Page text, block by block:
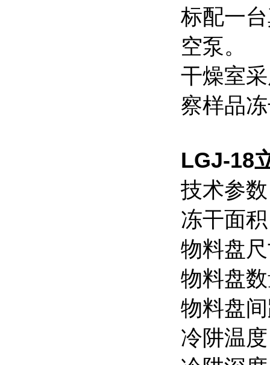
标配一
空泵。
干燥室
察样品
LGJ-18
技术参
冻干面
物料盘
物料盘
物料盘
冷阱温